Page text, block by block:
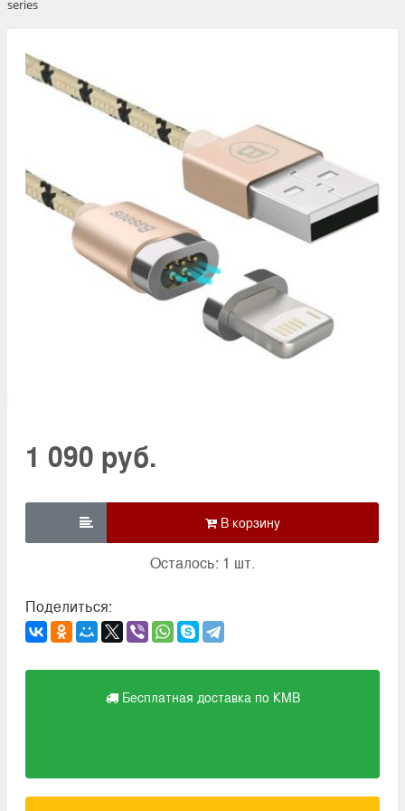
series
1 090 руб.

Осталось: 1 шт.
Поделиться:
Бесплатная доставка по КМВ